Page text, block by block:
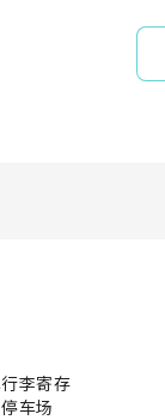
行李寄存
停车场